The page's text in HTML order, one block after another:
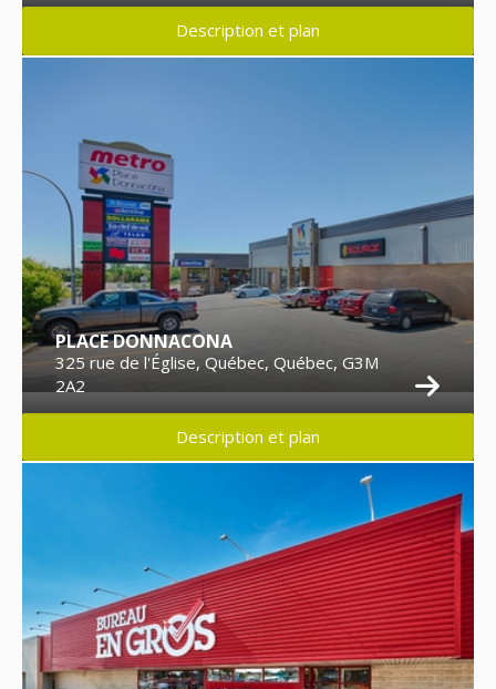
Description et plan
PLACE DONNACONA
325 rue de l'Église, Québec, Québec, G3M
2A2
Description et plan